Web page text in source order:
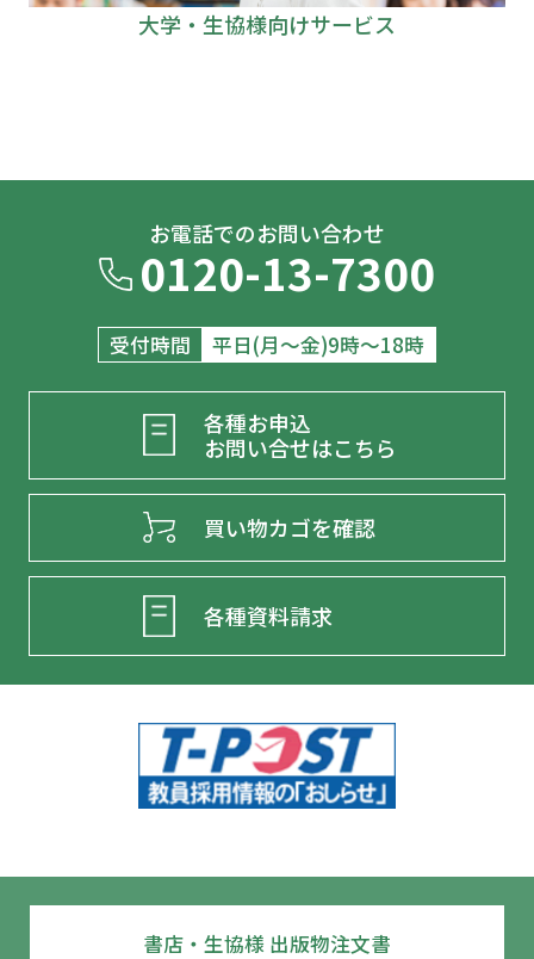
大学・生協様向けサービス
お電話でのお問い合わせ
0120-13-7300
受付時間 平日(月～金)9時～18時
各種お申込
お問い合せはこちら
買い物カゴを確認
各種資料請求
書店・生協様 出版物注文書